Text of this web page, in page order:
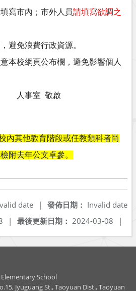
寫市內；市外人員請填寫欲調之
避免浪費行政資源。
本校網頁公布欄，避免影響個人
人事室 敬啟
內其他教育階段或任教類科者尚
附去年公文卓參。
發佈日期： Invalid date
date
|
最後更新日期： 2024-03-08 |
|
School
Jyuguang St., Taoyuan Dist., Taoyuan